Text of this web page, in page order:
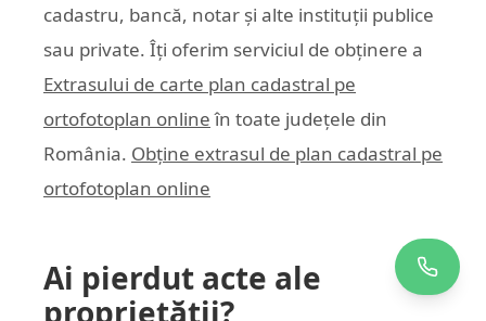
cadastru, bancă, notar și alte instituții publice
sau private. Îți oferim serviciul de obținere a
Extrasului de carte plan cadastral pe
ortofotoplan online în toate județele din
România. Obține extrasul de plan cadastral pe
ortofotoplan online
Ai pierdut acte ale
proprietății?